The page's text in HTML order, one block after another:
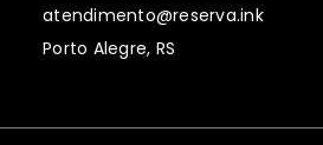
atendimento@reserva.ink
Porto Alegre, RS